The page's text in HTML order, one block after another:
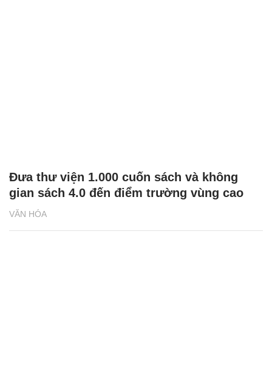
VĂN HÓA
Đưa thư viện 1.000 cuốn sách và không
gian sách 4.0 đến điểm trường vùng cao